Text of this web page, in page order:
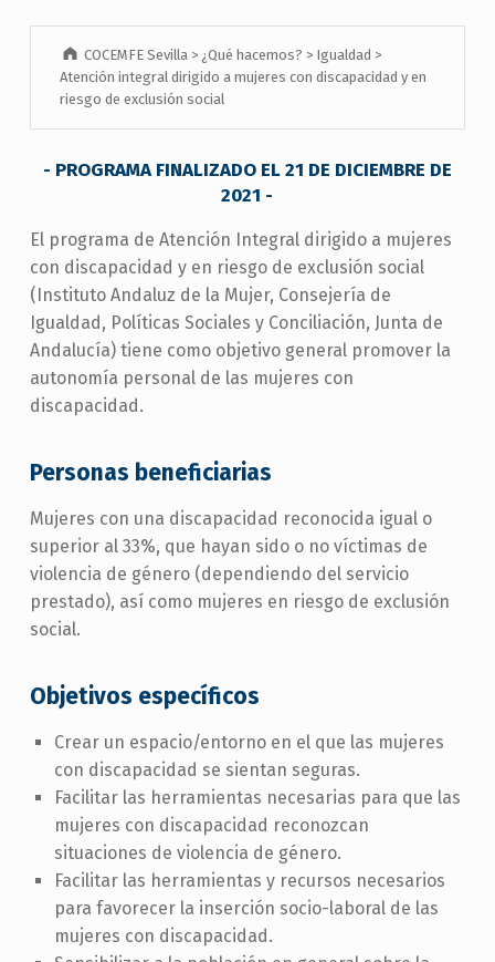
COCEMFE Sevilla > ¿Qué hacemos? > Igualdad >
Atención integral dirigido a mujeres con discapacidad y en
riesgo de exclusión social
- PROGRAMA FINALIZADO EL 21 DE DICIEMBRE DE
2021 -
El programa de Atención Integral dirigido a mujeres
con discapacidad y en riesgo de exclusión social
(Instituto Andaluz de la Mujer, Consejería de
Igualdad, Políticas Sociales y Conciliación, Junta de
Andalucía) tiene como objetivo general promover la
autonomía personal de las mujeres con
discapacidad.
Personas beneficiarias
Mujeres con una discapacidad reconocida igual o
superior al 33%, que hayan sido o no víctimas de
violencia de género (dependiendo del servicio
prestado), así como mujeres en riesgo de exclusión
social.
Objetivos específicos
Crear un espacio/entorno en el que las mujeres
con discapacidad se sientan seguras.
Facilitar las herramientas necesarias para que las
mujeres con discapacidad reconozcan
situaciones de violencia de género.
Facilitar las herramientas y recursos necesarios
para favorecer la inserción socio-laboral de las
mujeres con discapacidad.